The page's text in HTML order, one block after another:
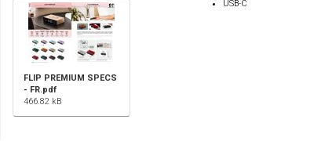
FLIP PREMIUM SPECS
- FR.pdf
466.82 kB
USB-C